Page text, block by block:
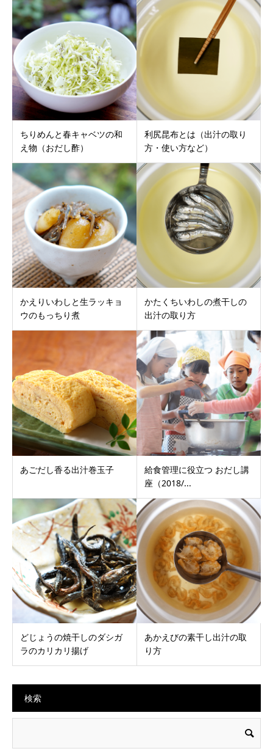
ちりめんと春キャベツの和
え物（おだし酢）
利尻昆布とは（出汁の取り
方・使い方など）
かえりいわしと生ラッキョ
ウのもっちり煮
かたくちいわしの煮干しの
出汁の取り方
あごだし香る出汁巻玉子
給食管理に役立つ おだし講
座（2018/...
どじょうの焼干しのダシガ
ラのカリカリ揚げ
あかえびの素干し出汁の取
り方
検索